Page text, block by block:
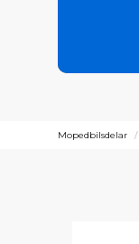
Mopedbilsdelar